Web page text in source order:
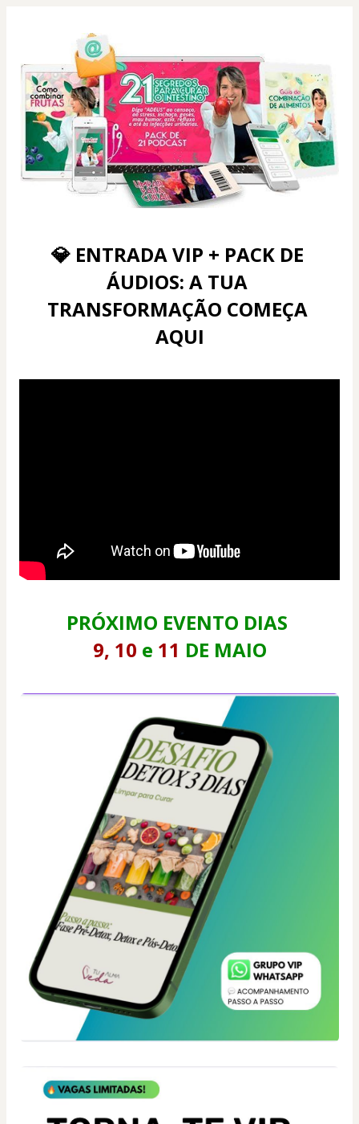
💎 ENTRADA VIP + PACK DE
ÁUDIOS: A TUA
TRANSFORMAÇÃO COMEÇA
AQUI
PRÓXIMO EVENTO DIAS
9, 10 e 11 DE MAIO